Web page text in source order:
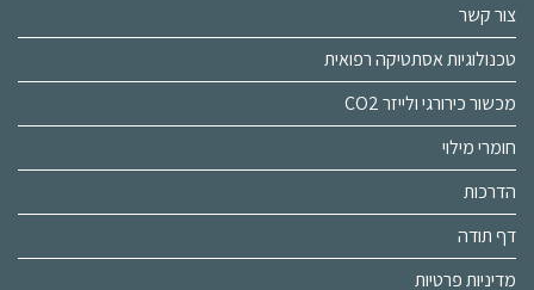
צור קשר
טכנולוגיות אסתטיקה רפואית
מכשור כירורגי ולייזר CO2
חומרי מילוי
הדרכות
דף תודה
מדיניות פרטיות